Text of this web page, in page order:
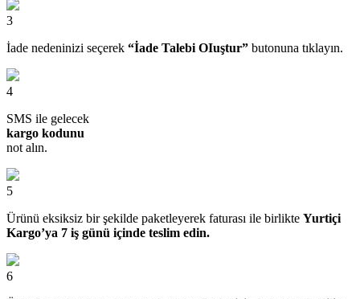
3
İade nedeninizi seçerek “İade Talebi OIuştur” butonuna tıklayın.
4
SMS ile gelecek
kargo kodunu
not alın.
5
Ürünü eksiksiz bir şekilde paketleyerek faturası ile birlikte Yurtiçi
Kargo’ya 7 iş günü içinde teslim edin.
6